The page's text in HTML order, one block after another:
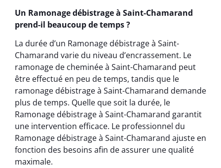
Un Ramonage débistrage à Saint-Chamarand
prend-il beaucoup de temps ?
La durée d’un Ramonage débistrage à Saint-
Chamarand varie du niveau d’encrassement. Le
ramonage de cheminée à Saint-Chamarand peut
être effectué en peu de temps, tandis que le
ramonage débistrage à Saint-Chamarand demande
plus de temps. Quelle que soit la durée, le
Ramonage débistrage à Saint-Chamarand garantit
une intervention efficace. Le professionnel du
Ramonage débistrage à Saint-Chamarand ajuste en
fonction des besoins afin de assurer une qualité
maximale.